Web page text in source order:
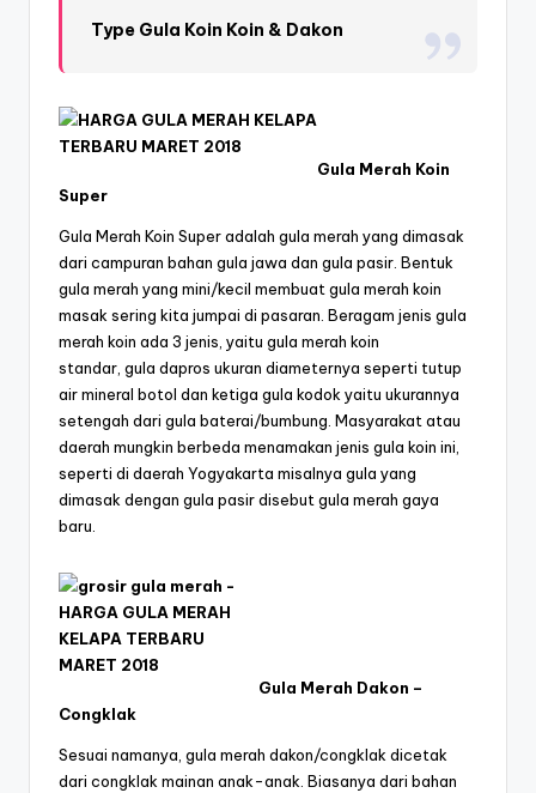
Type Gula Koin Koin & Dakon
Gula Merah Koin
Super
Gula Merah Koin Super adalah gula merah yang dimasak
dari campuran bahan gula jawa dan gula pasir. Bentuk
gula merah yang mini/kecil membuat gula merah koin
masak sering kita jumpai di pasaran. Beragam jenis gula
merah koin ada 3 jenis, yaitu gula merah koin
standar, gula dapros ukuran diameternya seperti tutup
air mineral botol dan ketiga gula kodok yaitu ukurannya
setengah dari gula baterai/bumbung. Masyarakat atau
daerah mungkin berbeda menamakan jenis gula koin ini,
seperti di daerah Yogyakarta misalnya gula yang
dimasak dengan gula pasir disebut gula merah gaya
baru.
Gula Merah Dakon –
Congklak
Sesuai namanya, gula merah dakon/congklak dicetak
dari congklak mainan anak-anak. Biasanya dari bahan